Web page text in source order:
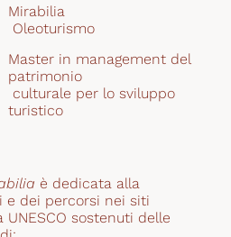
Mirabilia
Oleoturismo
Master in management del
patrimonio
turistico
è dedicata alla
e dei percorsi nei siti
UNESCO sostenuti delle